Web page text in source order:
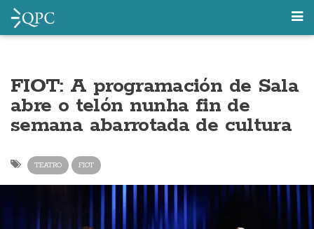
FIOT: A programación de Sala
abre o telón nunha fin de
semana abarrotada de cultura
TEATRO FIOT